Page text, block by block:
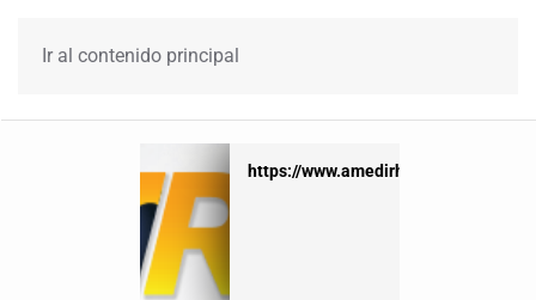
Ir al contenido principal
https://www.amedirh.com.mx